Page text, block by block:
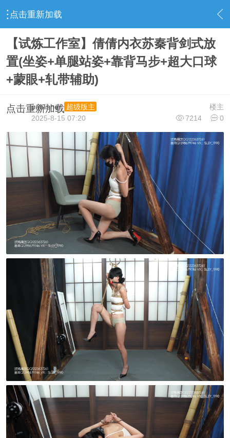
点击重新加载
› 视频下载区 › 最新资源 › 内容
【试炼工作室】倩倩内衣苏秦背剑式放
置(坐姿+单腿站姿+靠背马步+超大口球
+蒙眼+轧带辅助)
点击重新加载 楼主
publisher
超级版主
7214
0
2025-8-15 07:20